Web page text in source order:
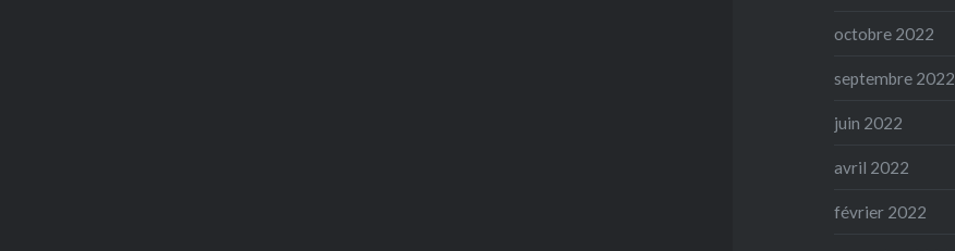
octobre 2022
septembre 2022
juin 2022
avril 2022
février 2022